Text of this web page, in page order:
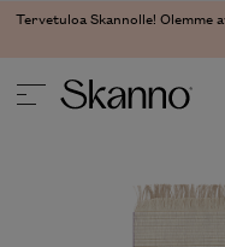
Tervetuloa Skannolle! Olemme